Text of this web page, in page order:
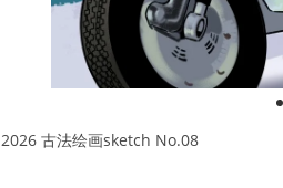
1
2026 古法绘画sketch No.08